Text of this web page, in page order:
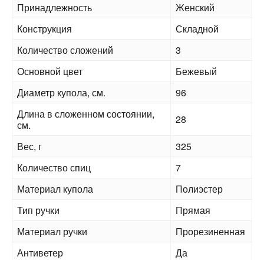
Принадлежность
Женский
Конструкция
Складной
Количество сложений
3
Основной цвет
Бежевый
Диаметр купола, см.
96
Длина в сложенном состоянии,
см.
28
Вес, г
325
Количество спиц
7
Материал купола
Полиэстер
Тип ручки
Прямая
Материал ручки
Прорезиненная
Антиветер
Да